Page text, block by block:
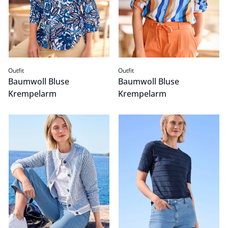
Outfit
Baumwoll Bluse
Krempelarm
Outfit
Baumwoll Bluse
Krempelarm
Strickjacke Chic & Go
Passform Outfit. Baumwollshirt
Passform Outfit.